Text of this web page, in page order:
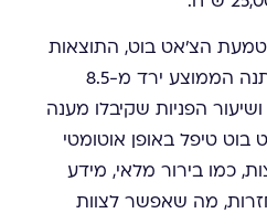
הצ'אט בוט, התוצאות
היו מרשימות: זמן ההמתנה הממוצע ירד מ-8.5
בלבד, ושיעור הפניות שקיבלו מענה
ל-92%. הצ'אט בוט טיפל באופן אוטומטי
כמו בירור מלאי, מידע
מה שאפשר לצוות